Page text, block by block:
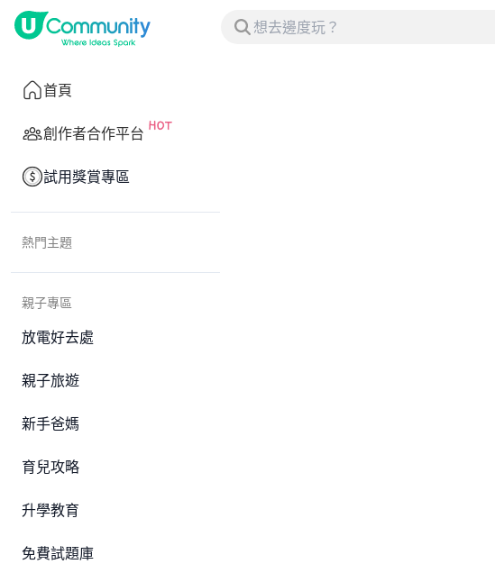
首頁
創作者合作平台
試用獎賞專區
熱門主題
親子專區
放電好去處
親子旅遊
新手爸媽
育兒攻略
升學教育
免費試題庫